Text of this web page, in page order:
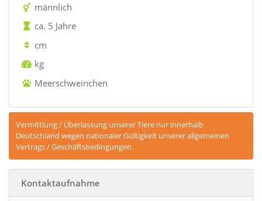
männlich
ca. 5 Jahre
cm
kg
Meerschweinchen
Vermittlung / Überlassung unserer Tiere nur innerhalb
Deutschland wegen nationaler Gültigkeit unserer allgemeinen
Vertrags / Geschäftsbedingungen.
Kontaktaufnahme